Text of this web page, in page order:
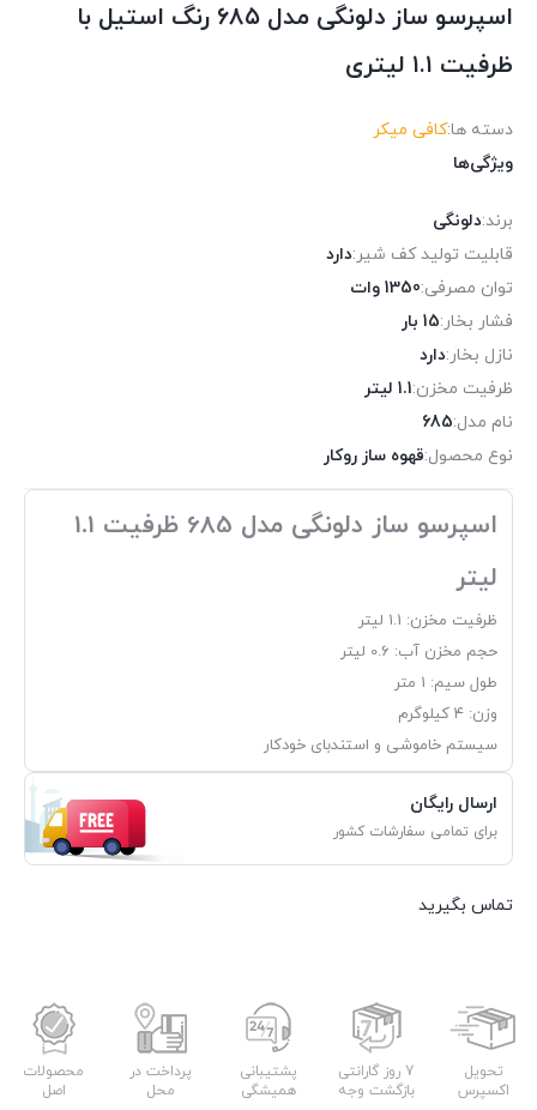
اسپرسو ساز دلونگی مدل ۶۸۵ رنگ استیل با
ظرفیت ۱.۱ لیتری
دسته ها:کافی میکر
ویژگی‌ها
برند:دلونگی
قابلیت تولید کف شیر:دارد
توان مصرفی:1350 وات
فشار بخار:15 بار
نازل بخار:دارد
ظرفیت مخزن:1.1 لیتر
نام مدل:685
نوع محصول:قهوه ساز روکار
اسپرسو ساز دلونگی مدل 685 ظرفیت 1.1
لیتر
ظرفیت مخزن: 1.1 لیتر
حجم مخزن آب: 0.6 لیتر
طول سیم: 1 متر
وزن: ۴ کیلوگرم
سیستم خاموشی و استندبای خودکار
ارسال رایگان
برای تمامی سفارشات کشور
تماس بگیرید
تحویل
اکسپرس
7 روز گارانتی
بازگشت وجه
پشتیبانی
همیشگی
پرداخت در
محل
محصولات
اصل